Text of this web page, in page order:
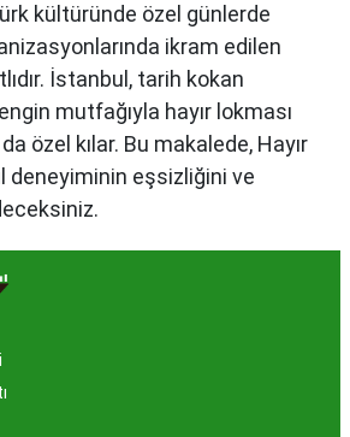
kültüründe özel günlerde
ikram edilen
İstanbul, tarih kokan
mutfağıyla hayır lokması
özel kılar. Bu makalede, Hayır
deneyiminin eşsizliğini ve
İstanbul'da
mirasıyla öne çıkan bir
geleneksel lezzetlerle de
lokması, özel günlerde